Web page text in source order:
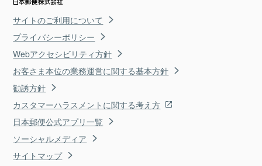
サイトのご利用について
プライバシーポリシー
Webアクセシビリティ方針
お客さま本位の業務運営に関する基本方針
勧誘方針
カスタマーハラスメントに関する考え方
日本郵便公式アプリ一覧
ソーシャルメディア
サイトマップ